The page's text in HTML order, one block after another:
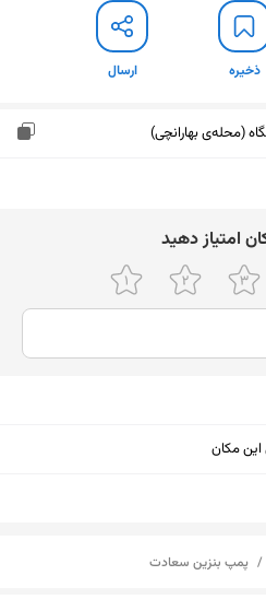
ذخیره ارسال
(محله‌ی بهارانچی)
اﻣﺘﯿﺎز دﻫﯿﺪ
این مکان
/ پمپ بنزین سعادت